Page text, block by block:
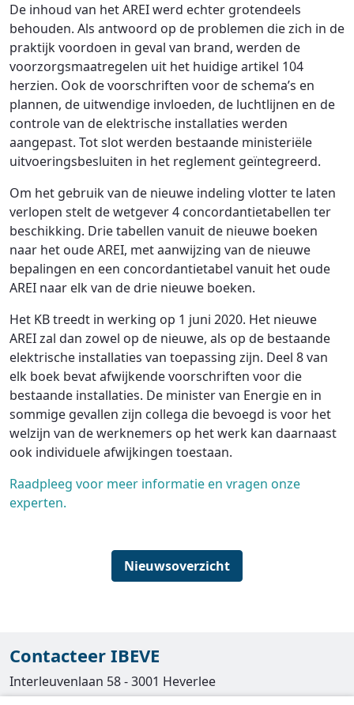
De inhoud van het AREI werd echter grotendeels
behouden. Als antwoord op de problemen die zich in de
praktijk voordoen in geval van brand, werden de
voorzorgsmaatregelen uit het huidige artikel 104
herzien. Ook de voorschriften voor de schema’s en
plannen, de uitwendige invloeden, de luchtlijnen en de
controle van de elektrische installaties werden
aangepast. Tot slot werden bestaande ministeriële
uitvoeringsbesluiten in het reglement geïntegreerd.
Om het gebruik van de nieuwe indeling vlotter te laten
verlopen stelt de wetgever 4 concordantietabellen ter
beschikking. Drie tabellen vanuit de nieuwe boeken
naar het oude AREI, met aanwijzing van de nieuwe
bepalingen en een concordantietabel vanuit het oude
AREI naar elk van de drie nieuwe boeken.
Het KB treedt in werking op 1 juni 2020. Het nieuwe
AREI zal dan zowel op de nieuwe, als op de bestaande
elektrische installaties van toepassing zijn. Deel 8 van
elk boek bevat afwijkende voorschriften voor die
bestaande installaties. De minister van Energie en in
sommige gevallen zijn collega die bevoegd is voor het
welzijn van de werknemers op het werk kan daarnaast
ook individuele afwijkingen toestaan.
Raadpleeg voor meer informatie en vragen onze
experten.
Nieuwsoverzicht
Contacteer IBEVE
Interleuvenlaan 58 - 3001 Heverlee